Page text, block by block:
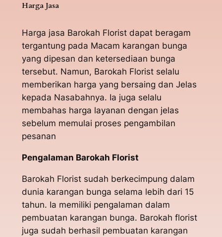
Harga Jasa
Harga jasa Barokah Florist dapat beragam
tergantung pada Macam karangan bunga
yang dipesan dan ketersediaan bunga
tersebut. Namun, Barokah Florist selalu
memberikan harga yang bersaing dan Jelas
kepada Nasabahnya. Ia juga selalu
membahas harga layanan dengan jelas
sebelum memulai proses pengambilan
pesanan
Pengalaman Barokah Florist
Barokah Florist sudah berkecimpung dalam
dunia karangan bunga selama lebih dari 15
tahun. Ia memiliki pengalaman dalam
pembuatan karangan bunga. Barokah florist
juga sudah berhasil pembuatan karangan